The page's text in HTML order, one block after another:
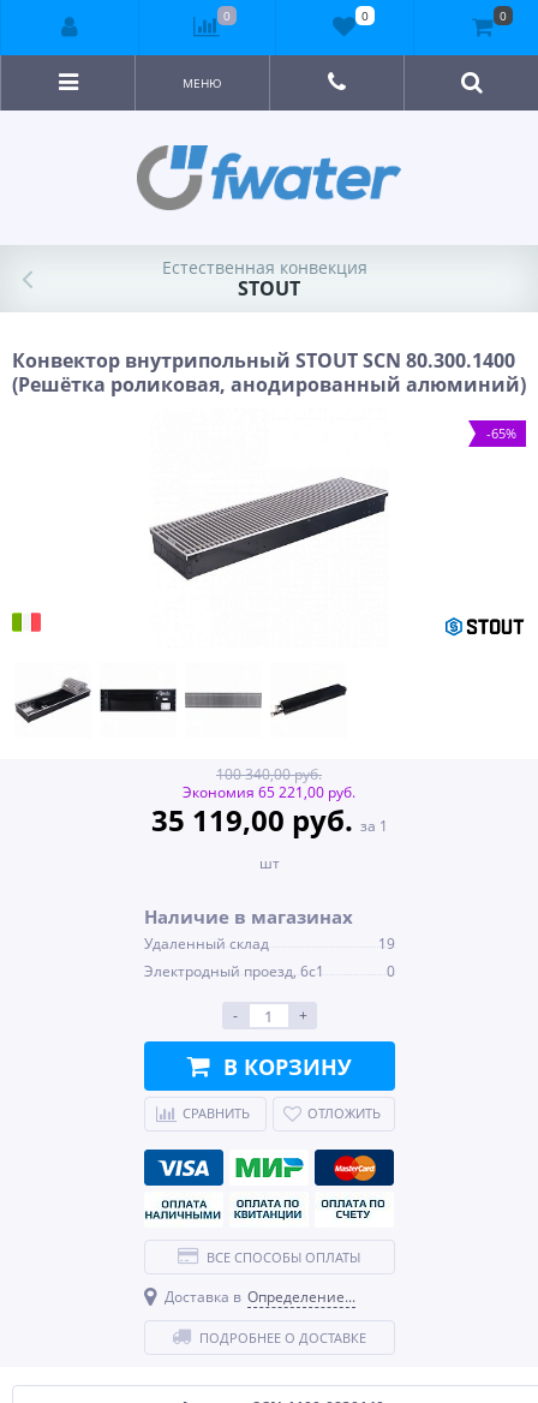
МЕНЮ
Естественная конвекция
STOUT
Конвектор внутрипольный STOUT SCN 80.300.1400
(Решётка роликовая, анодированный алюминий)
-65%
100 340,00 руб.
Экономия 65 221,00 руб.
35 119,00 руб. за 1
шт
Наличие в магазинах
Удаленный склад
19
Электродный проезд, 6с1
0
- +
В КОРЗИНУ
СРАВНИТЬ ОТЛОЖИТЬ
ВСЕ СПОСОБЫ ОПЛАТЫ
Доставка в Определение...
ПОДРОБНЕЕ О ДОСТАВКЕ
0 0 0